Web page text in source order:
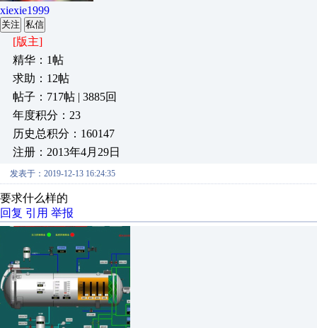
xiexie1999
关注 私信
[版主]
精华：1帖
求助：12帖
帖子：717帖 | 3885回
年度积分：23
历史总积分：160147
注册：2013年4月29日
发表于：2019-12-13 16:24:35
要求什么样的
回复 引用 举报